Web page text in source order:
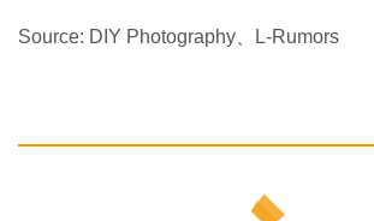
Source: DIY Photography、L-Rumors